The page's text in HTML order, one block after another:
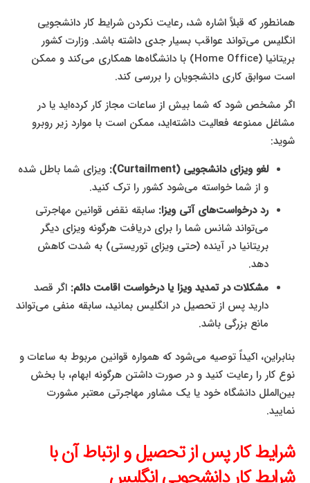
همانطور که قبلاً اشاره شد، رعایت نکردن شرایط کار دانشجویی
انگلیس می‌تواند عواقب بسیار جدی داشته باشد. وزارت کشور
بریتانیا (Home Office) با دانشگاه‌ها همکاری می‌کند و ممکن
است سوابق کاری دانشجویان را بررسی کند.
اگر مشخص شود که شما بیش از ساعات مجاز کار کرده‌اید یا در
مشاغل ممنوعه فعالیت داشته‌اید، ممکن است با موارد زیر روبرو
شوید:
لغو ویزای دانشجویی (Curtailment):
ویزای شما باطل شده
و از شما خواسته می‌شود کشور را ترک کنید.
رد درخواست‌های آتی ویزا: سابقه نقض قوانین مهاجرتی
می‌تواند شانس شما را برای دریافت هرگونه ویزای دیگر
بریتانیا در آینده (حتی ویزای توریستی) به شدت کاهش
دهد.
مشکلات در تمدید ویزا یا درخواست اقامت دائم: اگر قصد
دارید پس از تحصیل در انگلیس بمانید، سابقه منفی می‌تواند
مانع بزرگی باشد.
بنابراین، اکیداً توصیه می‌شود که همواره قوانین مربوط به ساعات و
نوع کار را رعایت کنید و در صورت داشتن هرگونه ابهام، با بخش
بین‌الملل دانشگاه خود یا یک مشاور مهاجرتی معتبر مشورت
نمایید.
شرایط کار پس از تحصیل و ارتباط آن با